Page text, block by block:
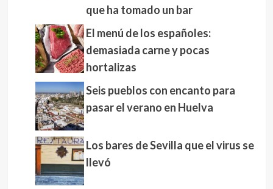
que ha tomado un bar
El menú de los españoles:
demasiada carne y pocas
hortalizas
Seis pueblos con encanto para
pasar el verano en Huelva
Los bares de Sevilla que el virus se
llevó